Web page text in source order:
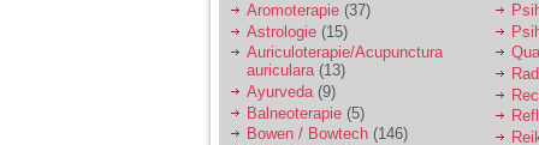
Sunt casatorita, am
31 de ani si un copil in
varsta de 2 ani care
mi-e lumina ochilor.
De ceva timp simt ca
mi s-a adunat
Aromoterapie (37)
Astrologie (15)
Auriculoterapie/Acupunctura
auriculara(13)
Ayurveda(9)
Balneoterapie (5)
Bowen / Bowtech (146)